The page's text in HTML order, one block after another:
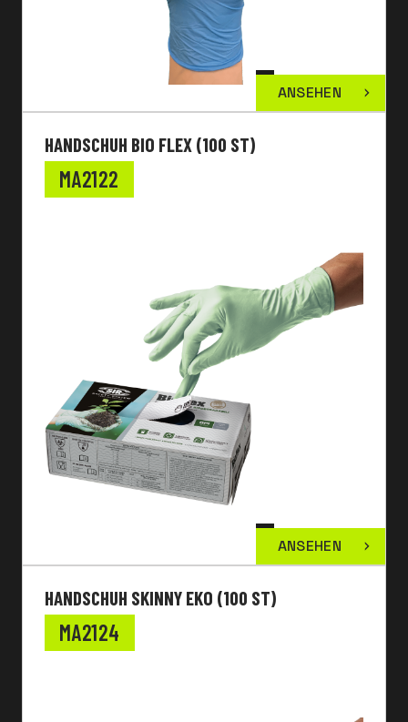
ANSEHEN
HANDSCHUH BIO FLEX (100 ST)
MA2122
ANSEHEN
HANDSCHUH SKINNY EKO (100 ST)
MA2124